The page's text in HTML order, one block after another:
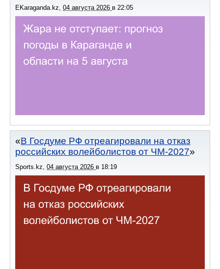
EKaraganda.kz 04 августа 2026 в 22:05
В Госдуме РФ отреагировали на отказ
российских волейболистов от ЧМ-2027
Sports.kz 04 августа 2026 в 18:19